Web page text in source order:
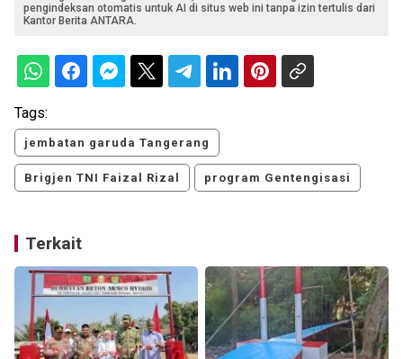
pengindeksan otomatis untuk AI di situs web ini tanpa izin tertulis dari
Kantor Berita ANTARA.
Tags:
jembatan garuda Tangerang
Brigjen TNI Faizal Rizal program Gentengisasi
Terkait